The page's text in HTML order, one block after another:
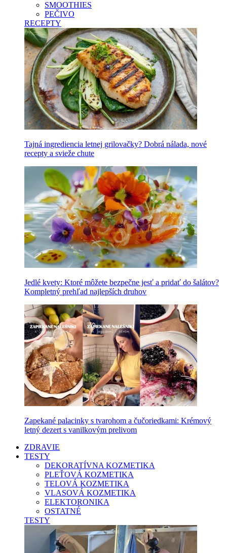
SMOOTHIES
PEČIVO
RECEPTY
Tajná ingrediencia letnej grilovačky? Dobrá nálada, nové
recepty a svieže chute
Jedlé kvety: Ktoré môžete bezpečne jesť a pridať do šalátov?
Kompletný prehľad najlepších druhov
Zapekané palacinky s tvarohom a čučoriedkami: Krémový
letný dezert s vanilkovým prelivom
ZDRAVIE
TESTY
DEKORATÍVNA KOZMETIKA
PLEŤOVÁ KOZMETIKA
TELOVÁ KOZMETIKA
VLASOVÁ KOZMETIKA
ELEKTORONIKA
OSTATNÉ
TESTY